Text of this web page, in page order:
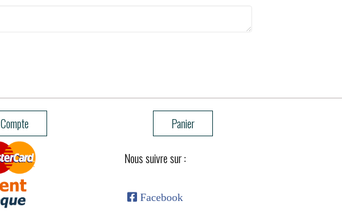
Compte Panier
Nous suivre sur :
 Facebook